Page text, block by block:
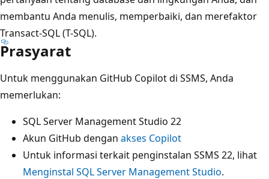
membantu Anda menulis, memperbaiki, dan merefaktor
Transact-SQL (T-SQL).
Prasyarat
Untuk menggunakan GitHub Copilot di SSMS, Anda
memerlukan:
SQL Server Management Studio 22
Akun GitHub dengan akses Copilot
Untuk informasi terkait penginstalan SSMS 22, lihat
Menginstal SQL Server Management Studio.